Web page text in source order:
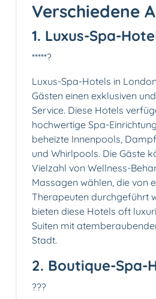
Verschiedene
1. Luxus-Spa-
*****?
Luxus-Spa-Hotels in
Gästen einen exklusiven
Service. Diese Hotels
hochwertige Spa-
beheizte Innenpools,
und Whirlpools. Die Gäste
Vielzahl von Wellness-
Massagen wählen, die von
Therapeuten durchgeführt
bieten diese Hotels oft
Suiten mit
Stadt.
2. Boutique-Spa-
???